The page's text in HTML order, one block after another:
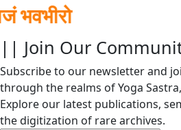
|| Join Our
Subscribe to our newsletter and
through the realms of Yoga
Explore our latest publications,
the digitization of rare archives.